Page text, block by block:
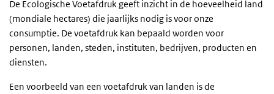
De Ecologische Voetafdruk geeft inzicht in de hoeveelheid land
(mondiale hectares) die jaarlijks nodig is voor onze
consumptie. De voetafdruk kan bepaald worden voor
personen, landen, steden, instituten, bedrijven, producten en
diensten.
Een voorbeeld van een voetafdruk van landen is de